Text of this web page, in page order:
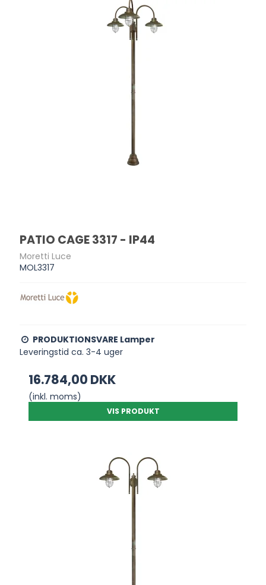
PATIO CAGE 3317 - IP44
Moretti Luce
MOL3317
PRODUKTIONSVARE Lamper
Leveringstid ca. 3-4 uger
16.784,00 DKK
(inkl. moms)
VIS PRODUKT